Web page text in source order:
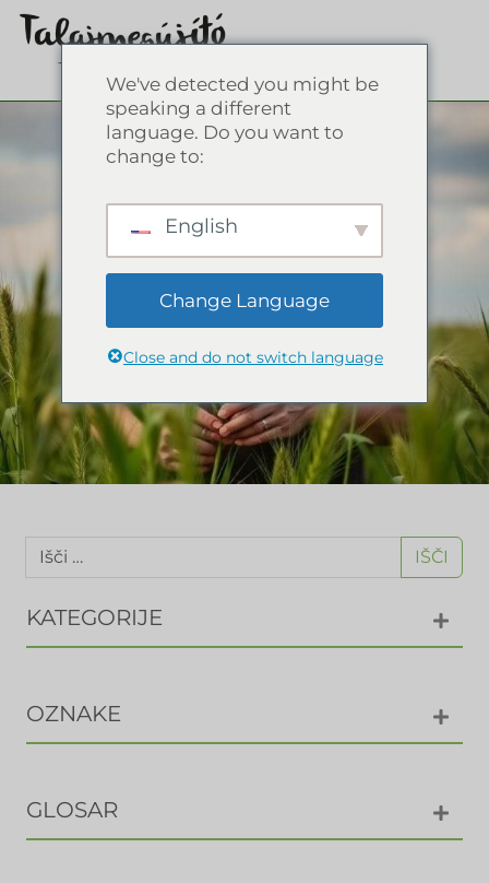
IŠČI
KATEGORIJE
OZNAKE
GLOSAR
We've detected you might be
speaking a different
language. Do you want to
change to:
English
Change Language
Close and do not switch language